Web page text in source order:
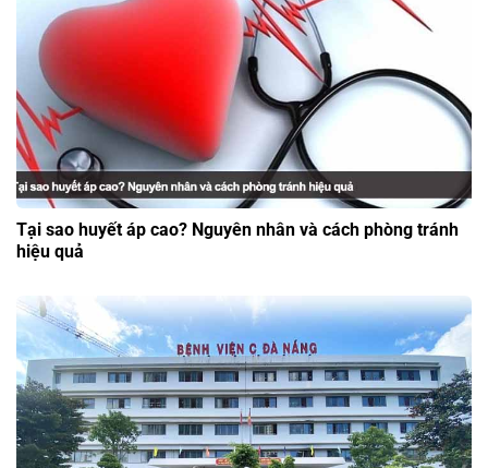
Tại sao huyết áp cao? Nguyên nhân và cách phòng tránh
hiệu quả